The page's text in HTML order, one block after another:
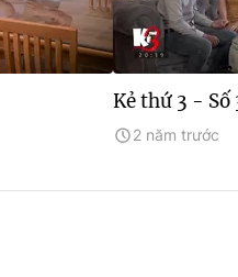
Kẻ thứ 3 - Số
2 năm trước